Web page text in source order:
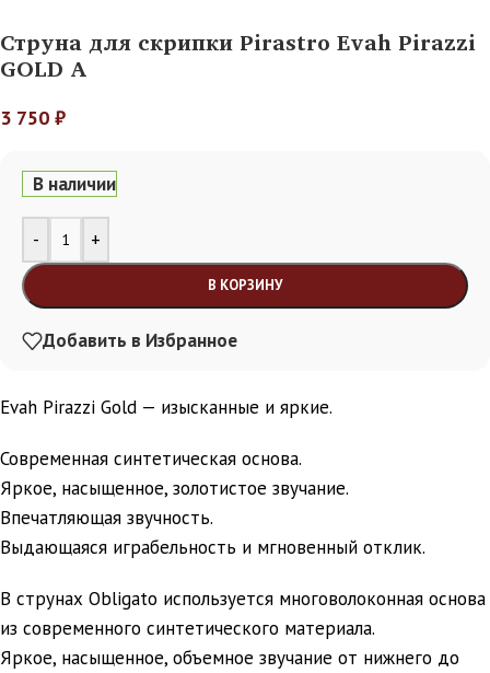
Струна для скрипки Pirastro Evah Pirazzi
GOLD A
3 750 ₽
В наличии
- +
В КОРЗИНУ
Alternative:
Добавить в Избранное
Evah Pirazzi Gold — изысканные и яркие.
Современная синтетическая основа.
Яркое, насыщенное, золотистое звучание.
Впечатляющая звучность.
Выдающаяся играбельность и мгновенный отклик.
В струнах Obligato используется многоволоконная основа
из современного синтетического материала.
Яркое, насыщенное, объемное звучание от нижнего до